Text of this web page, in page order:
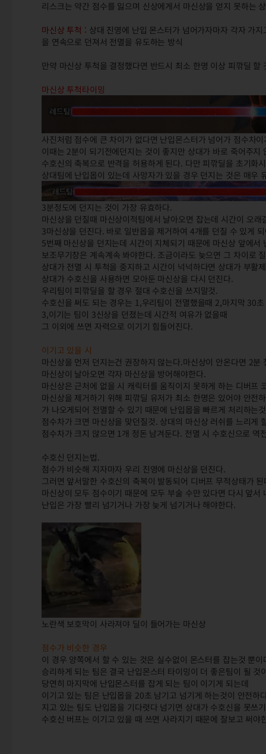
리스크는 약간 점수를 잃으며 신상에게서 마신상을 얻지 못하는
마신상 투척 : 상대 진영에 난입 몬스터가 넘어가자마자 각자 가
을 연속으로 던져서 전멸을 유도하는 방식
만약 마신상 투척을 결정했다면 반드시 최소 한명 이상 피깎딜
마신상 투척타이밍
사진처럼 점수에 큰 차이가 없다면 난입몬스터가 넘어가 점수차
이때는 2분이 되기전에던지는 것이 좋지만 상대가 바로 죽어주지
수호신의 축복으로 반격을 허용하게 된다. 다만 피깎딜을 초기화
상대팀에 난입몹이 있는데 사망자가 있을 경우 던지는 것은 매우
3분정도에 던지는 것이 가장 유효하다.
마신상을 던질때 마신상이적팀에서 날아오면 잡는데 시간이 오
3마신상을 던진다. 바로 일반몹을 제거하여 4개를 던질 수 있게
5번째 마신상을 던지는데 시간이 지체되기 때문에 마신상 앞에
보조무기창은 계속계속 봐야한다. 조금이라도 늦으면 그 차이로
상대가 전멸 시 투척을 중지하고 시간이 넉넉하다면 상대가 부활
상대가 수호신을 사용하면 모아둔 마신상을 다시 던진다.
우리팀이 피깎딜을 할 경우 절대 수호신을 쓰지말것.
수호신을 써도 되는 경우는 1,우리팀이 전멸했을때 2,마지막 30
3,이기는 팀이 3신상을 던졌는데 시간적 여유가 없을때
그 이외에 쓰면 자력으로 이기기 힘들어진다.
이기고 있을 시
마신상을 먼저 던지는건 권장하지 않는다.마신상이 안온다면 2분
마신상이 날아오면 각자 마신상을 방어해야한다.
마신상은 근처에 없을 시 캐릭터를 움직이지 못하게 하는 디버프
마신상을 제거하기 위해 피깎딜 유저가 최소 한명은 있어야 안
가 나오게되어 전멸할 수 있기 때문에 난입몹을 빠르게 처리하는
점수차가 크면 마신상을 맞던질것. 상대의 마신상 러쉬를 느리게
점수차가 크지 않으면 1개 정돈 남겨둔다. 전멸 시 수호신으로 역
수호신 던지는법.
점수가 비슷해 지자마자 우리 진영에 마신상을 던진다.
그러면 앞서말한 수호신의 축복이 발동되어 디버프 무적상태가 된
마신상이 모두 점수이기 때문에 모두 부술 수만 있다면 다시 앞서
난입은 가장 빨리 넘기거나 가장 늦게 넘기거나 해야한다.
노란색 보호막이 사라져야 딜이 들어가는 마신상
점수가 비슷한 경우
이 경우 양쪽에서 할 수 있는 것은 실수없이 몬스터를 잡는것 뿐이
승리하게 되는 팀은 결국 난입몬스터 타이밍이 더 좋은팀이 될 것
당연히 마지막에 난입몬스터를 잡게 되는 팀이 이기게 되는데
이기고 있는 팀은 난입몹을 20초 남기고 넘기게 하는것이 안전
지고 있는 팀도 난입몹을 기다렷다 넘기면 상대가 수호신을 못쓰
수호신 버프는 이기고 있을 때 쓰면 사라지기 때문에 잘보고 써야